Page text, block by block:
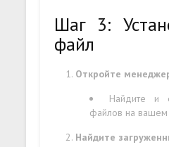
Шаг 3:
файл
Откройте
Найдите и
файлов на вашем
Найдите